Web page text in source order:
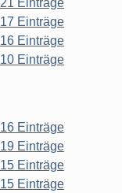
21 Einträge
17 Einträge
16 Einträge
10 Einträge
16 Einträge
19 Einträge
15 Einträge
15 Einträge